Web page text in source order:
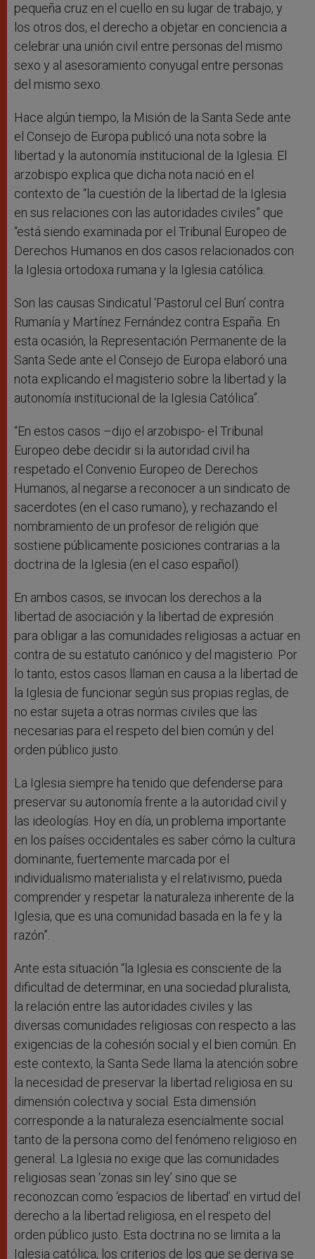
pequeña cruz en el cuello en su lugar de trabajo, y
los otros dos, el derecho a objetar en conciencia a
celebrar una unión civil entre personas del mismo
sexo y al asesoramiento conyugal entre personas
del mismo sexo.
Hace algún tiempo, la Misión de la Santa Sede ante
el Consejo de Europa publicó una nota sobre la
libertad y la autonomía institucional de la Iglesia. El
arzobispo explica que dicha nota nació en el
contexto de “la cuestión de la libertad de la Iglesia
en sus relaciones con las autoridades civiles” que
“está siendo examinada por el Tribunal Europeo de
Derechos Humanos en dos casos relacionados con
la Iglesia ortodoxa rumana y la Iglesia católica.
Son las causas Sindicatul ‘Pastorul cel Bun’ contra
Rumanía y Martínez Fernández contra España. En
esta ocasión, la Representación Permanente de la
Santa Sede ante el Consejo de Europa elaboró una
nota explicando el magisterio sobre la libertad y la
autonomía institucional de la Iglesia Católica”.
“En estos casos –dijo el arzobispo- el Tribunal
Europeo debe decidir si la autoridad civil ha
respetado el Convenio Europeo de Derechos
Humanos, al negarse a reconocer a un sindicato de
sacerdotes (en el caso rumano), y rechazando el
nombramiento de un profesor de religión que
sostiene públicamente posiciones contrarias a la
doctrina de la Iglesia (en el caso español).
En ambos casos, se invocan los derechos a la
libertad de asociación y la libertad de expresión
para obligar a las comunidades religiosas a actuar en
contra de su estatuto canónico y del magisterio. Por
lo tanto, estos casos llaman en causa a la libertad de
la Iglesia de funcionar según sus propias reglas, de
no estar sujeta a otras normas civiles que las
necesarias para el respeto del bien común y del
orden público justo.
La Iglesia siempre ha tenido que defenderse para
preservar su autonomía frente a la autoridad civil y
las ideologías. Hoy en día, un problema importante
en los países occidentales es saber cómo la cultura
dominante, fuertemente marcada por el
individualismo materialista y el relativismo, pueda
comprender y respetar la naturaleza inherente de la
Iglesia, que es una comunidad basada en la fe y la
razón”.
Ante esta situación “la Iglesia es consciente de la
dificultad de determinar, en una sociedad pluralista,
la relación entre las autoridades civiles y las
diversas comunidades religiosas con respecto a las
exigencias de la cohesión social y el bien común. En
este contexto, la Santa Sede llama la atención sobre
la necesidad de preservar la libertad religiosa en su
dimensión colectiva y social. Esta dimensión
corresponde a la naturaleza esencialmente social
tanto de la persona como del fenómeno religioso en
general. La Iglesia no exige que las comunidades
religiosas sean ‘zonas sin ley’ sino que se
reconozcan como ‘espacios de libertad’ en virtud del
derecho a la libertad religiosa, en el respeto del
orden público justo. Esta doctrina no se limita a la
Iglesia católica, los criterios de los que se deriva se